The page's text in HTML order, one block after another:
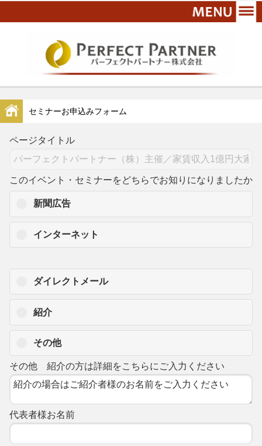
セミナーお申込みフォーム
ページタイトル
このイベント・セミナーをどちらでお知りになりましたか
新聞広告
インターネット
ダイレクトメール
紹介
その他
その他 紹介の方は詳細をこちらにご入力ください
代表者様お名前